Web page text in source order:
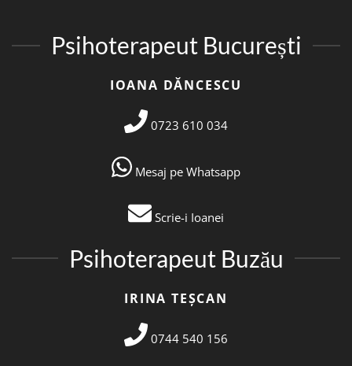
Psihoterapeut București
IOANA DĂNCESCU
0723 610 034
Mesaj pe Whatsapp
Scrie-i Ioanei
Psihoterapeut Buzău
IRINA TEȘCAN
0744 540 156